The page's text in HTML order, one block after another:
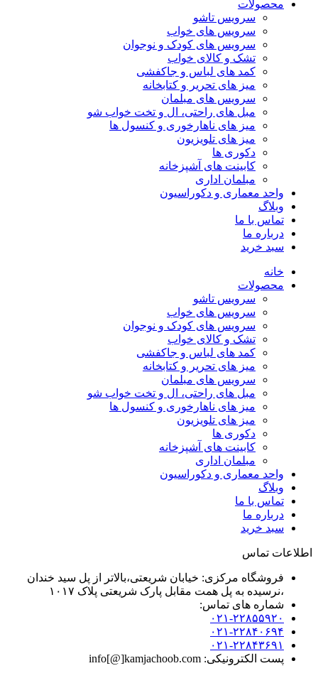
محصولات
سرویس تاشو
سرویس های خواب
سرویس های کودک و نوجوان
تشک و کالای خواب
کمد های لباس و جاکفشی
میز های تحریر و کتابخانه
سرویس های مبلمان
مبل های راحتی، ال و تخت خواب شو
میز های ناهارخوری و کنسول ها
میز های تلویزیون
دکوری ها
کابینت های آشپزخانه
مبلمان اداری
واحد معماری و دکوراسیون
وبلاگ
تماس با ما
درباره ما
سبد خرید
خانه
محصولات
سرویس تاشو
سرویس های خواب
سرویس های کودک و نوجوان
تشک و کالای خواب
کمد های لباس و جاکفشی
میز های تحریر و کتابخانه
سرویس های مبلمان
مبل های راحتی، ال و تخت خواب شو
میز های ناهارخوری و کنسول ها
میز های تلویزیون
دکوری ها
کابینت های آشپزخانه
مبلمان اداری
واحد معماری و دکوراسیون
وبلاگ
تماس با ما
درباره ما
سبد خرید
اطلاعات تماس
فروشگاه مرکزی: خیابان شریعتی،بالاتر از پل سید خندان
،نرسیده به پل همت مقابل پارک شریعتی پلاک ۱۰۱۷
شماره های تماس:
۰۲۱-۲۲۸۵۵۹۲۰
۰۲۱-۲۲۸۴۰۶۹۴
۰۲۱-۲۲۸۴۳۶۹۱
پست الکترونیکی: info[@]kamjachoob.com